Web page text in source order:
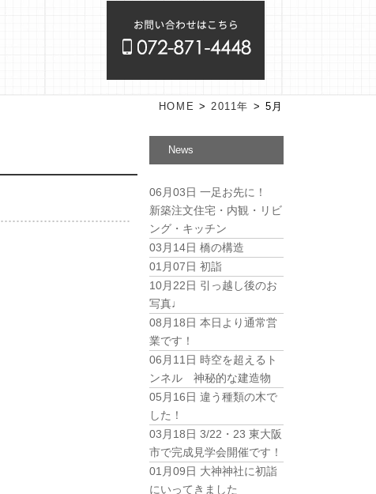
HOME > 2011年 > 5月
News
06月03日 一足お先に！
新築注文住宅・内観・リビ
ング・キッチン
03月14日 橋の構造
01月07日 初詣
10月22日 引っ越し後のお
写真♩
08月18日 本日より通常営
業です！
06月11日 時空を超えるト
ンネル 神秘的な建造物
05月16日 違う種類の木で
した！
03月18日 3/22・23 東大阪
市で完成見学会開催です！
01月09日 大神神社に初詣
にいってきました